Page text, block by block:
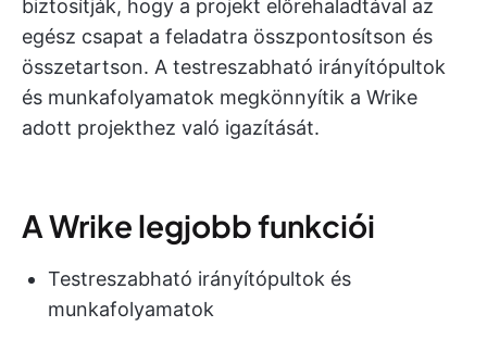
biztosítják, hogy a projekt előrehaladtával az
egész csapat a feladatra összpontosítson és
összetartson. A testreszabható irányítópultok
és munkafolyamatok megkönnyítik a Wrike
adott projekthez való igazítását.
A Wrike legjobb funkciói
Testreszabható irányítópultok és
munkafolyamatok